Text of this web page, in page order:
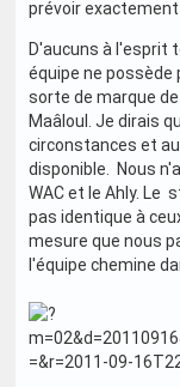
prévoir
D'aucuns à l'esprit
équipe ne possède
sorte de marque
Maâloul. Je dirais
circonstances et
disponible. Nous
WAC et le Ahly. Le
pas identique à
mesure que nous
l'équipe chemine